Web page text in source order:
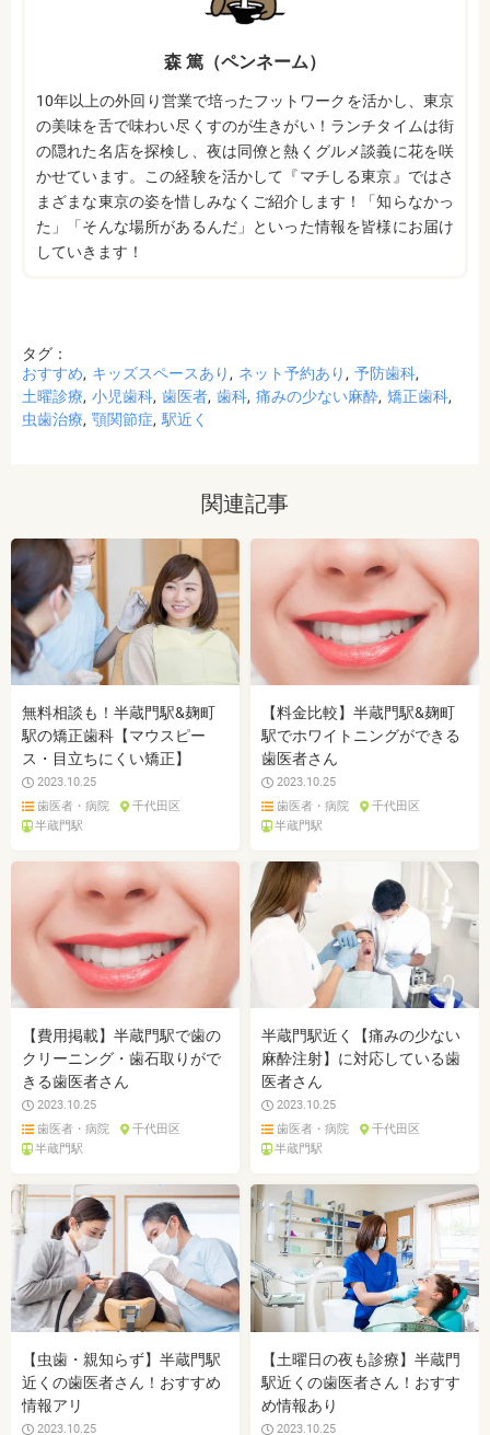
森 篤（ペンネーム）
10年以上の外回り営業で培ったフットワークを活かし、東京
の美味を舌で味わい尽くすのが生きがい！ランチタイムは街
の隠れた名店を探検し、夜は同僚と熱くグルメ談義に花を咲
かせています。この経験を活かして『マチしる東京』ではさ
まざまな東京の姿を惜しみなくご紹介します！「知らなかっ
た」「そんな場所があるんだ」といった情報を皆様にお届け
していきます！
タグ：
おすすめ
キッズスペースあり ネット予約あり
予防歯科
土曜診療 小児歯科 歯医者 歯科 痛みの少ない麻酔 矯正歯科
虫歯治療 顎関節症 駅近く
関連記事
無料相談も！半蔵門駅&麹町
駅の矯正歯科【マウスピー
ス・目立ちにくい矯正】
2023.10.25
歯医者・病院
千代田区
半蔵門駅
【料金比較】半蔵門駅&麹町
駅でホワイトニングができる
歯医者さん
2023.10.25
歯医者・病院
千代田区
半蔵門駅
【費用掲載】半蔵門駅で歯の
クリーニング・歯石取りがで
きる歯医者さん
2023.10.25
歯医者・病院
千代田区
半蔵門駅
半蔵門駅近く【痛みの少ない
麻酔注射】に対応している歯
医者さん
2023.10.25
歯医者・病院
千代田区
半蔵門駅
【虫歯・親知らず】半蔵門駅
近くの歯医者さん！おすすめ
情報アリ
2023.10.25
【土曜日の夜も診療】半蔵門
駅近くの歯医者さん！おすす
め情報あり
2023.10.25